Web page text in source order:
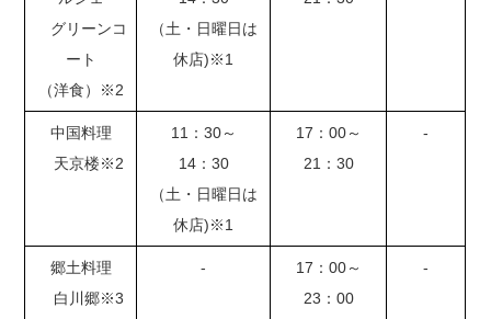
グリーンコ
ート
（洋食）※2
（土・日曜日は
休店)※1
中国料理
天京楼※2
11：30～
14：30
（土・日曜日は
休店)※1
17：00～
21：30
-
郷土料理
白川郷※3
-
17：00～
23：00
-